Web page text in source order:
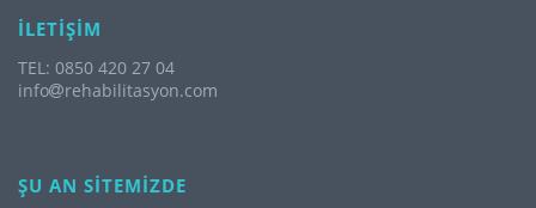
İLETİŞİM
TEL: 0850 420 27 04
info
rehabilitasyon.com
ŞU AN SİTEMİZDE